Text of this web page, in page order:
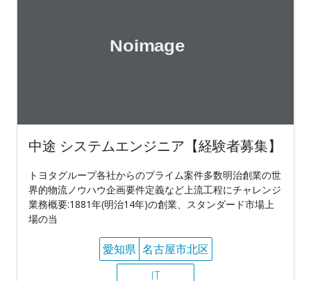
中途 システムエンジニア【経験者募集】
トヨタグループ各社からのプライム案件多数明治創業の世
界的物流ノウハウ企画要件定義など上流工程にチャレンジ
業務概要:1881年(明治14年)の創業、スタンダード市場上
場の当
愛知県 名古屋市北区
IT